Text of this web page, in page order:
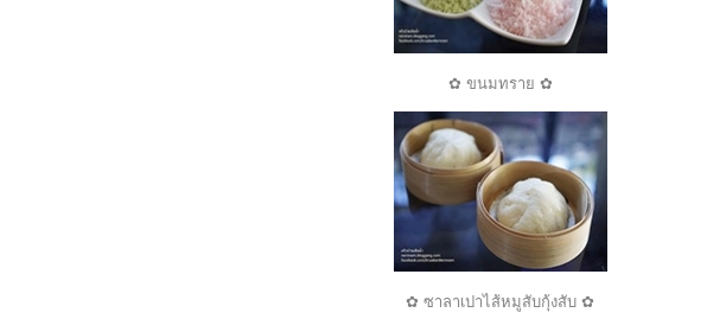
✿ ขนมทราย ✿
✿ ซาลาเปาไส้หมูสับกุ้งสับ ✿